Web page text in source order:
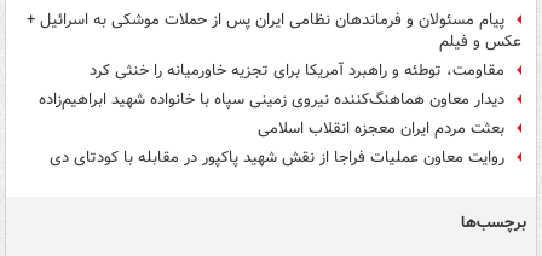
پیام مسئولان و فرماندهان نظامی ایران پس از حملات موشکی به اسرائیل +
عکس و فیلم
مقاومت، توطئه و راهبرد آمریکا برای تجزیه خاورمیانه را خنثی کرد
دیدار معاون هماهنگ‌کننده نیروی زمینی سپاه با خانواده شهید ابراهیم‌زاده
بعثت مردم ایران معجزه انقلاب اسلامی
روایت معاون عملیات فراجا از نقش شهید پاکپور در مقابله با کودتای دی
برچسب‌ها